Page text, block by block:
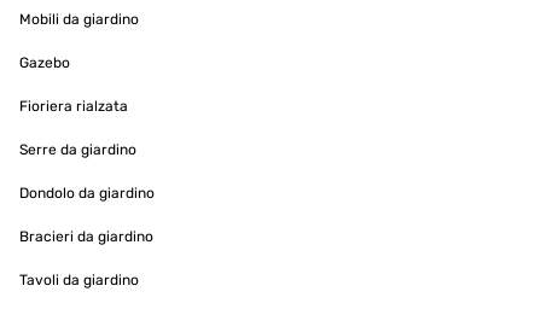
Mobili da giardino
Gazebo
Fioriera rialzata
Serre da giardino
Dondolo da giardino
Bracieri da giardino
Tavoli da giardino